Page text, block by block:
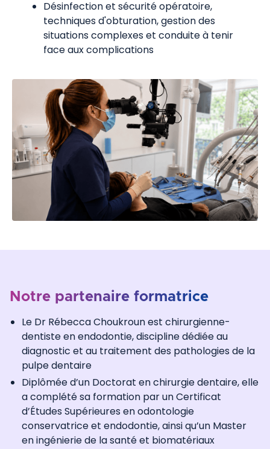
Désinfection et sécurité opératoire,
techniques d'obturation, gestion des
situations complexes et conduite à tenir
face aux complications
Notre partenaire formatrice
Le Dr Rébecca Choukroun est chirurgienne-
dentiste en endodontie, discipline dédiée au
diagnostic et au traitement des pathologies de la
pulpe dentaire
Diplômée d’un Doctorat en chirurgie dentaire, elle
a complété sa formation par un Certificat
d’Études Supérieures en odontologie
conservatrice et endodontie, ainsi qu’un Master
en ingénierie de la santé et biomatériaux